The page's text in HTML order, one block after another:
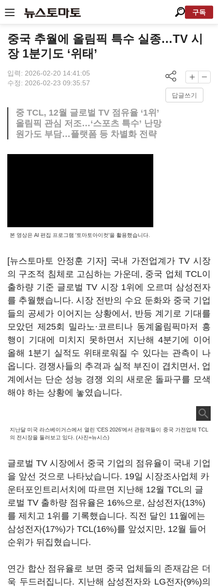
구독
중국 추월에 올림픽 특수 실종…TV 시
장 1분기도 ‘위태’
입력: 2026-02-20 14:41:05
수정: 2026-02-23 09:35:57
답글쓰기
중 TCL, 12월 글로벌 TV 점유율 ‘1위’
올림픽 관심 저조…‘스포츠 특수’ 난망
원가도 부담…플랫폼 등 차별화 전략
본 영상은 AI 편집 프로그램 '토마토아이컷'을 활용했습니다.
[뉴스토마토 안정훈 기자] 국내 가전업계가 TV 시장
의 구조적 침체로 고심하는 가운데, 중국 업체 TCL이
출하량 기준 글로벌 TV 시장 1위에 오르며 삼성전자
를 추월했습니다. 시장 전반의 수요 둔화와 중국 기업
들의 공세가 이어지는 상황에서, 반등 계기로 기대를
모았던 제25회 밀라노·코르티나 동계올림픽마저 흥
행이 기대에 미치지 못하면서 지난해 4분기에 이어
올해 1분기 실적도 위태로워질 수 있다는 관측이 나
옵니다. 경쟁사들의 추격과 실적 부진이 겹치면서, 업
계에서는 단순 성능 경쟁 외의 새로운 돌파구를 모색
해야 하는 상황에 놓였습니다.
지난달 미국 라스베이거스에서 열린 ‘CES 2026’에서 관람객들이 중국 가전업체 TCL
의 전시장을 둘러보고 있다. (사진=뉴시스)
글로벌 TV 시장에서 중국 기업의 점유율이 국내 기업
을 앞선 것으로 나타났습니다. 19일 시장조사업체 카
운터포인트리서치에 따르면 지난해 12월 TCL의 글
로벌 TV 출하량 점유율은 16%으로, 삼성전자(13%)
를 제치고 1위를 기록했습니다. 직전 달인 11월에는
삼성전자(17%)가 TCL(16%)를 앞섰지만, 12월 들어
순위가 뒤집혔습니다.
연간 합산 점유율로 보면 중국 업체들의 존재감은 더
욱 두드러집니다. 지난해 삼성전자와 LG전자(9%)의